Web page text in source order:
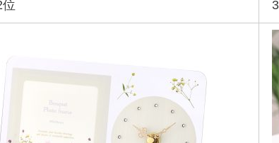
位